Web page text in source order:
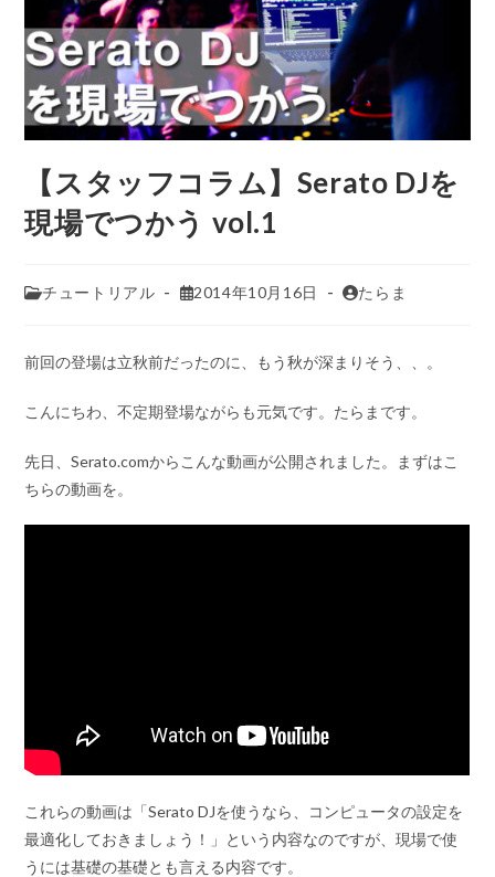
【スタッフコラム】Serato DJを
現場でつかう vol.1
チュートリアル 2014年10月16日 たらま
前回の登場は立秋前だったのに、もう秋が深まりそう、、。
こんにちわ、不定期登場ながらも元気です。たらまです。
先日、Serato.comからこんな動画が公開されました。まずはこ
ちらの動画を。
これらの動画は 「Serato DJを使うなら、コンピュータの設定を
最適化しておきましょう！」 という内容なのですが、現場で使
うには基礎の基礎とも言える内容です。